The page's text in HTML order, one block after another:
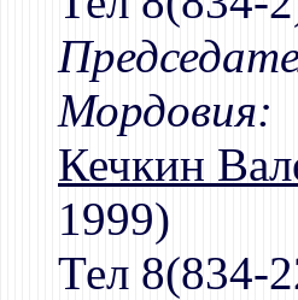
Мордовия:
Кечкин
1999)
Тел 8(834-